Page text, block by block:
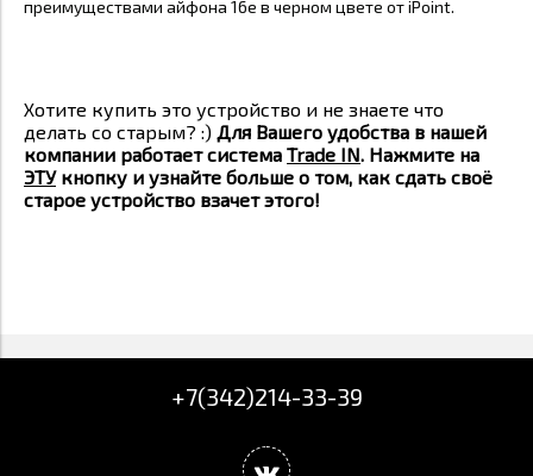
преимуществами айфона 16e в черном цвете от iPoint.
Хотите купить это устройство и не знаете что
делать со старым? :) Для Вашего удобства в нашей
компании работает система Trade IN. Нажмите на
ЭТУкнопку и узнайте больше о том, как сдать своё
старое устройство взачет этого!
+7(342)214-33-39